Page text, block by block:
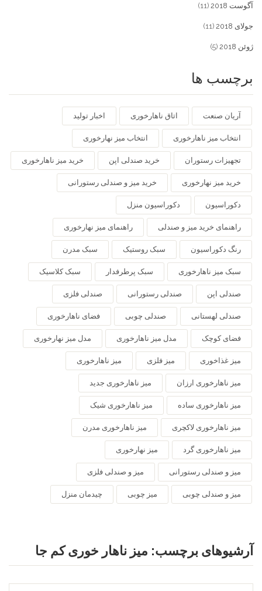
آگوست 2018 (11)
جولای 2018 (11)
ژوئن 2018 (5)
برچسب ها
آریان صنعت اتاق ناهارخوری اخبار تولید
انتخاب میز ناهارخوری انتخاب میز نهارخوری
تجهیزات رستوران خرید صندلی اپن خرید میز ناهارخوری
خرید میز نهارخوری خرید میز و صندلی رستورانی
دکوراسیون دکوراسیون منزل
راهنمای خرید میز و صندلی راهنمای میز نهارخوری
رنگ دکوراسیون سبک روستیک سبک مدرن
سبک میز ناهارخوری سبک پرطرفدار سبک کلاسیک
صندلی اپن صندلی رستورانی صندلی فلزی
صندلی لهستانی صندلی چوبی فضای ناهارخوری
فضای کوچک مدل میز ناهارخوری مدل میز نهارخوری
میز غذاخوری میز فلزی میز ناهارخوری
میز ناهارخوری ارزان میز ناهارخوری جدید
میز ناهارخوری ساده میز ناهارخوری شیک
میز ناهارخوری لاکچری میز ناهارخوری مدرن
میز ناهارخوری گرد میز نهارخوری
میز و صندلی رستورانی میز و صندلی فلزی
میز و صندلی چوبی میز چوبی چیدمان منزل
آرشیوهای برچسب: میز ناهار خوری کم جا